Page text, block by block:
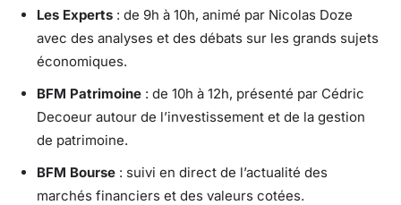
Les Experts : de 9h à 10h, animé par Nicolas Doze
avec des analyses et des débats sur les grands sujets
économiques.
BFM Patrimoine : de 10h à 12h, présenté par Cédric
Decoeur autour de l’investissement et de la gestion
de patrimoine.
BFM Bourse : suivi en direct de l’actualité des
marchés financiers et des valeurs cotées.